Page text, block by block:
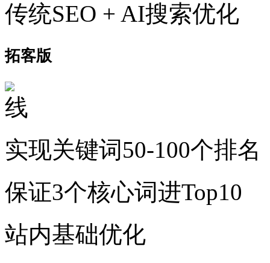
传统SEO + AI搜索优化
拓客版
实现关键词50-100个排名
保证3个核心词进Top10
站内基础优化